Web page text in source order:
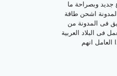
جديد وبصراحة ما
اشحن طاقة
فى المدونة من
فى البلاد العربية
العامل انهم